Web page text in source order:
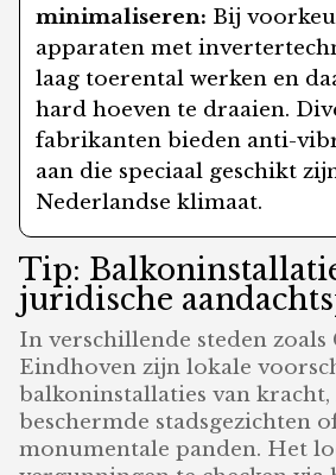
minimaliseren: Bij
apparaten met
laag toerental werken en
hard hoeven te draaien.
fabrikanten bieden anti-
aan die speciaal geschikt
Nederlandse klimaat.
Tip:
juridische
In verschillende steden
Eindhoven zijn lokale
balkoninstallaties van
beschermde stadsgezichten
monumentale panden. Het